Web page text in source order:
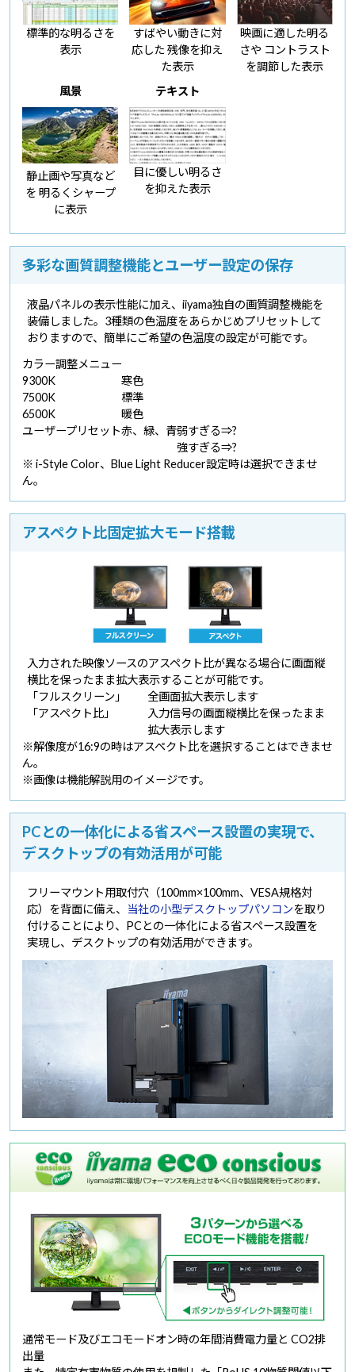
標準的な明るさを
表示
すばやい動きに対
応した 残像を抑え
た表示
映画に適した明る
さや コントラスト
を調節した表示
風景
静止画や写真など
を 明るくシャープ
に表示
テキスト
目に優しい明るさ
を抑えた表示
多彩な画質調整機能とユーザー設定の保存
液晶パネルの表示性能に加え、iiyama独自の画質調整機能を
装備しました。3種類の色温度をあらかじめプリセットして
おりますので、簡単にご希望の色温度の設定が可能です。
カラー調整メニュー
9300K
寒色
7500K
標準
6500K
暖色
ユーザープリセット赤、緑、青弱すぎる⇒?
強すぎる⇒?
※ i-Style Color、Blue Light Reducer設定時は選択できませ
ん。
アスペクト比固定拡大モード搭載
入力された映像ソースのアスペクト比が異なる場合に画面縦
横比を保ったまま拡大表示することが可能です。
「フルスクリーン」
全画面拡大表示します
「アスペクト比」
入力信号の画面縦横比を保ったまま
拡大表示します
※解像度が16:9の時はアスペクト比を選択することはできませ
ん。
※画像は機能解説用のイメージです。
PCとの一体化による省スペース設置の実現で、
デスクトップの有効活用が可能
フリーマウント用取付穴（100mm×100mm、VESA規格対
応）を背面に備え、
当社の小型デスクトップパソコンを取り
付けることにより、PCとの一体化による省スペース設置を
実現し、デスクトップの有効活用ができます。
通常モード及びエコモードオン時の年間消費電力量と CO2排
出量